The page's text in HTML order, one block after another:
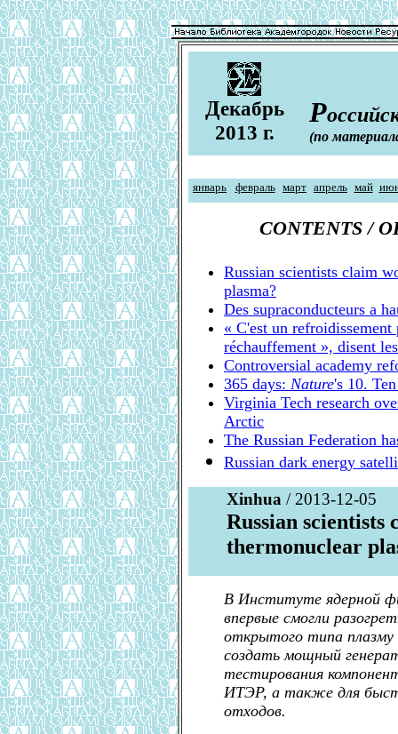
Декабрь
2013 г.
Р
(по
январь февраль март апрель май
CONTENTS /
Russian scientists claim
plasma?
Des supraconducteurs а
« C'est un
réchauffement », disent
Controversial academy
365 days: Nature's 10.
Virginia Tech research
Arctic
The Russian Federation
Russian dark energy
Xinhua / 2013-12-05
Russian
thermonuclear
В Институте ядерной
впервые смогли
открытого типа плазму
создать мощный
тестирования
ИТЭР, а также для
отходов.